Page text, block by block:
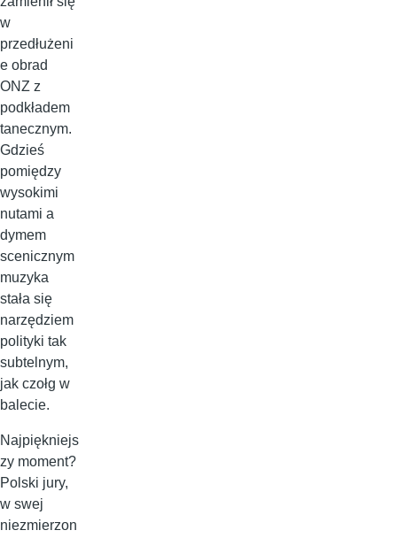
w
przedłużeni
e obrad
ONZ z
podkładem
tanecznym.
Gdzieś
pomiędzy
wysokimi
nutami a
dymem
scenicznym
muzyka
stała się
narzędziem
polityki tak
subtelnym,
jak czołg w
balecie.
Najpiękniejs
zy moment?
Polski jury,
w swej
niezmierzon